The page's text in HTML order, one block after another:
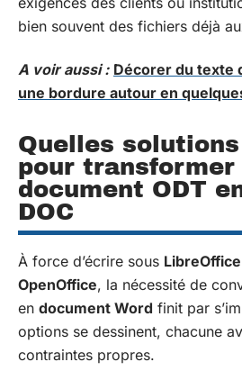
bien souvent des fichiers déjà
A voir aussi : Décorer du texte
une bordure autour en
Quelles
pour transformer
document ODT
DOC
À force d’écrire sous
OpenOffice, la nécessité de
en document Word finit par
options se dessinent, chacune
contraintes propres.